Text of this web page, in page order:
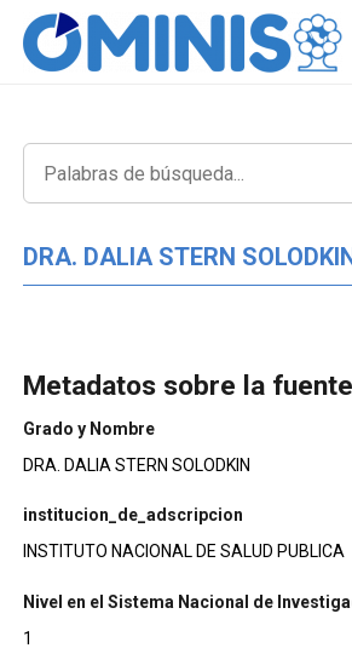
DRA. DALIA STERN
Metadatos sobre la fuente
Grado y Nombre
DRA. DALIA STERN SOLODKIN
institucion_de_adscripcion
INSTITUTO NACIONAL DE SALUD PUBLICA
Nivel en el Sistema Nacional de
1